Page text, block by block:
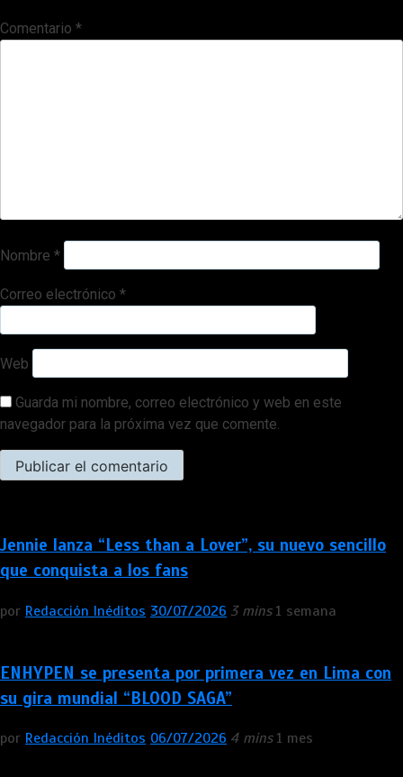
Comentario *
Nombre *
Correo electrónico *
Web
Guarda mi nombre, correo electrónico y web en este
navegador para la próxima vez que comente.
Jennie lanza “Less than a Lover”, su nuevo sencillo
que conquista a los fans
por Redacción Inéditos 30/07/2026 3 mins 1 semana
ENHYPEN se presenta por primera vez en Lima con
su gira mundial “BLOOD SAGA”
por Redacción Inéditos 06/07/2026 4 mins 1 mes